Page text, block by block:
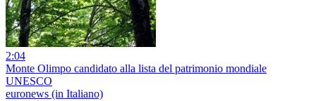
2:04
Monte Olimpo candidato alla lista del patrimonio mondiale
UNESCO
euronews (in Italiano)